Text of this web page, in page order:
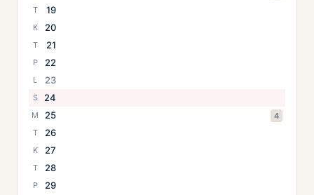
T
19
K 20
T 21
P 22
L 23
S 24
M 25
4
T
26
K 27
T 28
P 29